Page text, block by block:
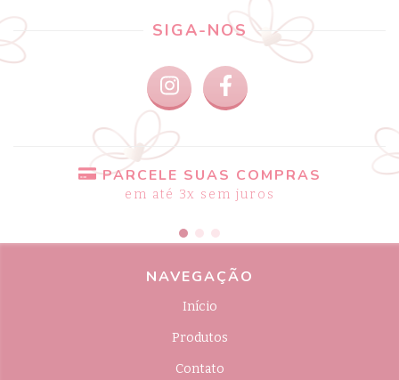
SIGA-NOS
PARCELE SUAS COMPRAS
em até 3x sem juros
NAVEGAÇÃO
Início
Produtos
Contato